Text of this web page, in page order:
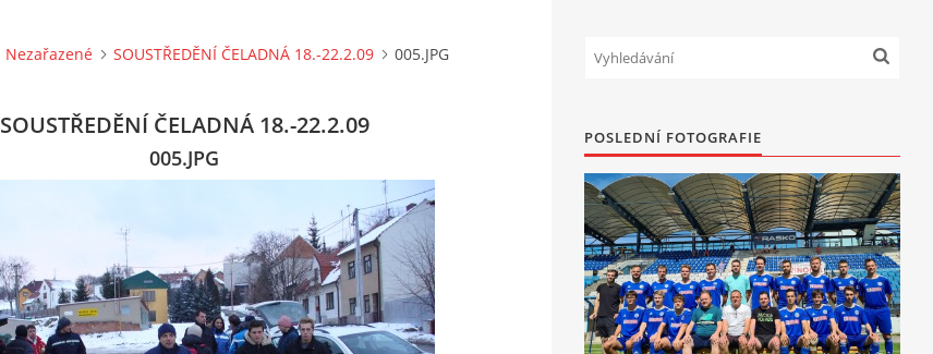
Nezařazené SOUSTŘEDĚNÍ ČELADNÁ 18.-22.2.09 005.JPG
SOUSTŘEDĚNÍ ČELADNÁ 18.-22.2.09
005.JPG
POSLEDNÍ FOTOGRAFIE